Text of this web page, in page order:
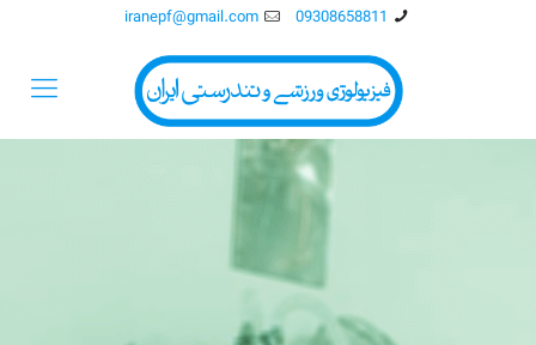
09308658811
iranepf@gmail.com